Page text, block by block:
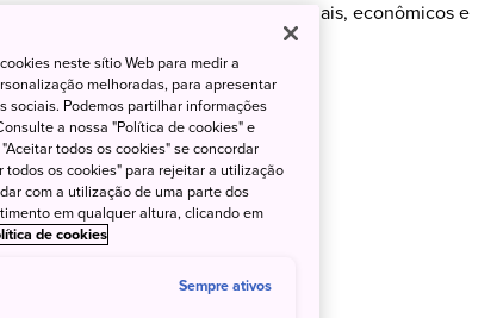
para a proteção de bens culturais, sociais, econômicos e
neste sítio Web para medir a
melhoradas, para apresentar
sociais. Podemos partilhar informações
a nossa "Política de cookies" e
todos os cookies" se concordar
os cookies" para rejeitar a utilização
com a utilização de uma parte dos
em qualquer altura, clicando em
de cookies
Sempre ativos